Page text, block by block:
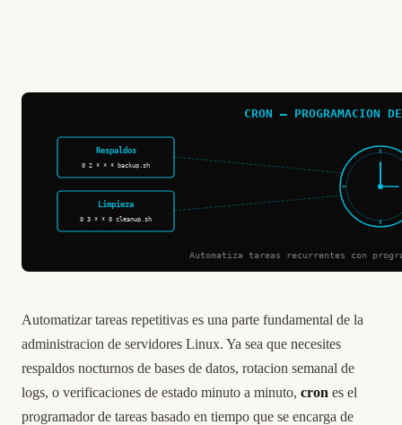
CRON — PROGRAMACION
Respaldos
0 2 * * * backup.sh
Limpieza
0 3 * * 0 cleanup.sh
Automatiza tareas recurrentes con
Automatizar tareas repetitivas es una parte fundamental de la
administracion de servidores Linux. Ya sea que necesites
respaldos nocturnos de bases de datos, rotacion semanal de
logs, o verificaciones de estado minuto a minuto, cron es el
programador de tareas basado en tiempo que se encarga de